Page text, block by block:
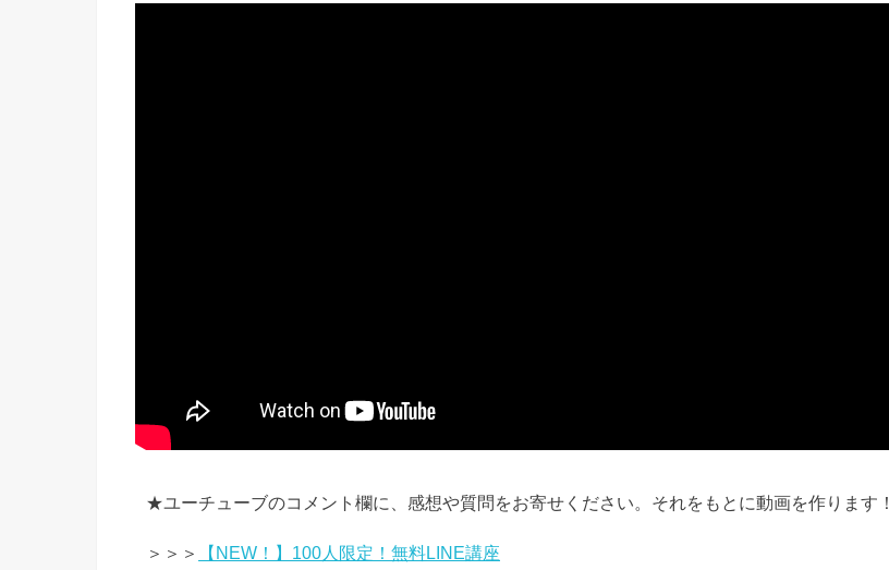
★ユーチューブのコメント欄に、感想や質問をお寄せください。それをもとに動画を作ります！
＞＞＞ 【NEW！】100人限定！無料LINE講座